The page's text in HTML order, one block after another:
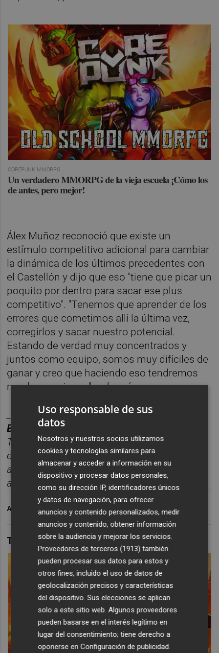
COREPUNK MMORPG
Un verdadero MMORPG de la vieja escuela ¡Cómo los
de antes, pero mejor!
Álex Muñoz reconoció que existe un
estímulo competitivo adicional para cambiar
la dinámica de los últimos precedentes con
el Castellón y dijo que eso "tiene que picar un
poquito por dentro para sacar ese plus
competitivo". "Tenemos que aprender de los
errores que cometimos allí la última vez,
corregirlos y sacar nuestro potencial.
Estando de verdad muy concentrados y
juntos como equipo, somos muy difíciles de
ganar y creo que haciendo eso tendremos
muchas opciones", subrayó.
________
BOLET ÍN DEPORTES CASTELL
Toda la información deportiva de la provincia,
enviada cada día a tu correo para seguir la
actualidad sin depender de
algoritmos.
Suscr bete gratis al bolet í
ARCHIVADO EN CD CASTELLÓN
TAMBIÉN TE PUEDE INTERESAR
Uso responsable de sus
datos
Nosotros y nuestros socios utilizamos
cookies y tecnologías similares para
almacenar y acceder a información en su
dispositivo y procesar datos personales,
como su dirección IP, identificadores únicos
y datos de navegación, para ofrecer
anuncios y contenido personalizados, medir
anuncios y contenido, obtener información
sobre la audiencia y mejorar los servicios.
Proveedores de terceros (1913) también
pueden procesar sus datos para estos y
otros fines, incluido el uso de datos de
geolocalización precisos y características
del dispositivo. Sus elecciones se aplican
solo a este sitio web. Algunos proveedores
pueden basarse en el interés legítimo en
lugar del consentimiento; tiene derecho a
oponerse enConfiguración de publicidad